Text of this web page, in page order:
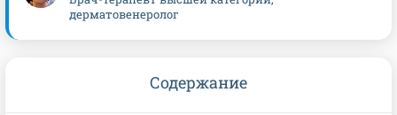
дерматовенеролог
Содержание